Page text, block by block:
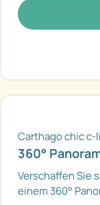
Carthago chic c-
360°
Verschaffen Sie
einem 360°